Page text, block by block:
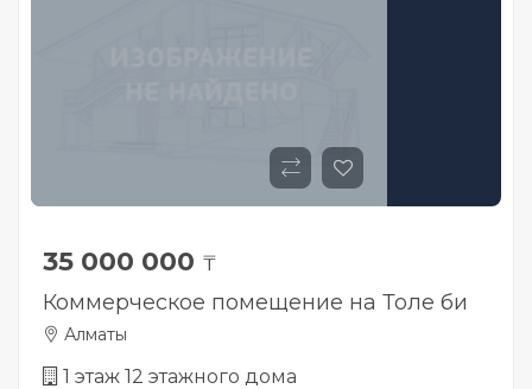
35 000 000 ₸
Коммерческое помещение на Толе би
Алматы
1 этаж 12 этажного дома